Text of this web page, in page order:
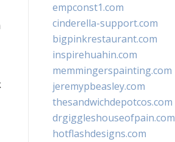
empconst1.com
cinderella-support.com
bigpinkrestaurant.com
inspirehuahin.com
memmingerspainting.com
jeremypbeasley.com
thesandwichdepotcos.com
drgiggleshouseofpain.com
hotflashdesigns.com